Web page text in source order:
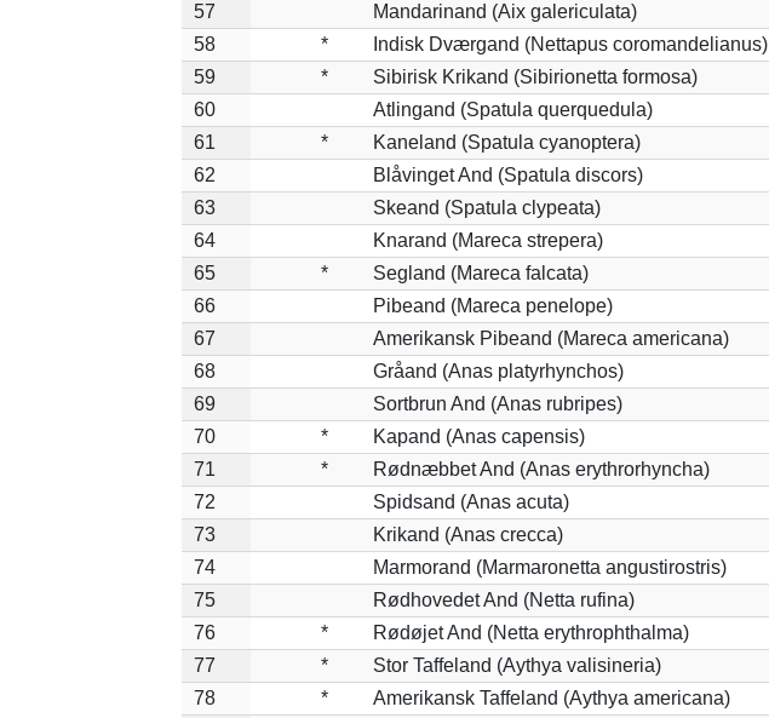
57
Mandarinand (Aix galericulata)
58
*
Indisk Dværgand (Nettapus coromandelianus)
59
*
Sibirisk Krikand (Sibirionetta formosa)
60
Atlingand (Spatula querquedula)
61
*
Kaneland (Spatula cyanoptera)
62
Blåvinget And (Spatula discors)
63
Skeand (Spatula clypeata)
64
Knarand (Mareca strepera)
65
*
Segland (Mareca falcata)
66
Pibeand (Mareca penelope)
67
Amerikansk Pibeand (Mareca americana)
68
Gråand (Anas platyrhynchos)
69
Sortbrun And (Anas rubripes)
70
*
Kapand (Anas capensis)
71
*
Rødnæbbet And (Anas erythrorhyncha)
72
Spidsand (Anas acuta)
73
Krikand (Anas crecca)
74
Marmorand (Marmaronetta angustirostris)
75
Rødhovedet And (Netta rufina)
76
*
Rødøjet And (Netta erythrophthalma)
77
*
Stor Taffeland (Aythya valisineria)
78
*
Amerikansk Taffeland (Aythya americana)